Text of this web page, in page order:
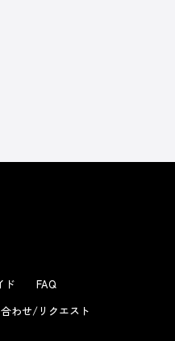
ド
FAQ
わせ/リクエスト